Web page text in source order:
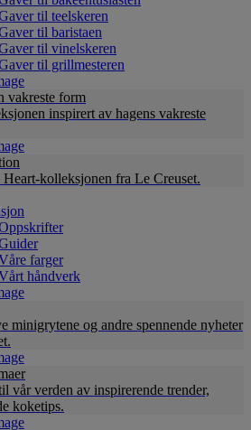
til teelskeren
til baristaen
til vinelskeren
til grillmesteren
vakreste form
inspirert av hagens vakreste
kolleksjonen fra Le Creuset.
farger
håndverk
minigrytene og andre spennende nyheter
vår verden av inspirerende trender,
koketips.